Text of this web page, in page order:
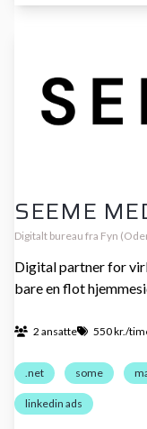
SEEME
Digitalt bureau fra Fyn
Digital partner for
bare en flot
2 ansatte 550 kr./
.net some
linkedin ads